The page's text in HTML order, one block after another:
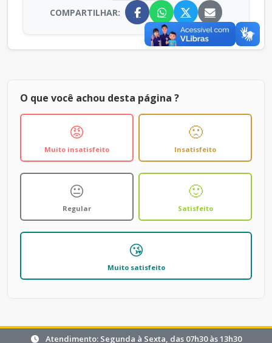
COMPARTILHAR:
O que você achou desta página ?
😡
Muito insatisfeito
🙁
Insatisfeito
😐
Regular
🙂
Satisfeito
😘
Muito satisfeito
Atendimento: Segunda à Sexta, das 07h30 às 13h30